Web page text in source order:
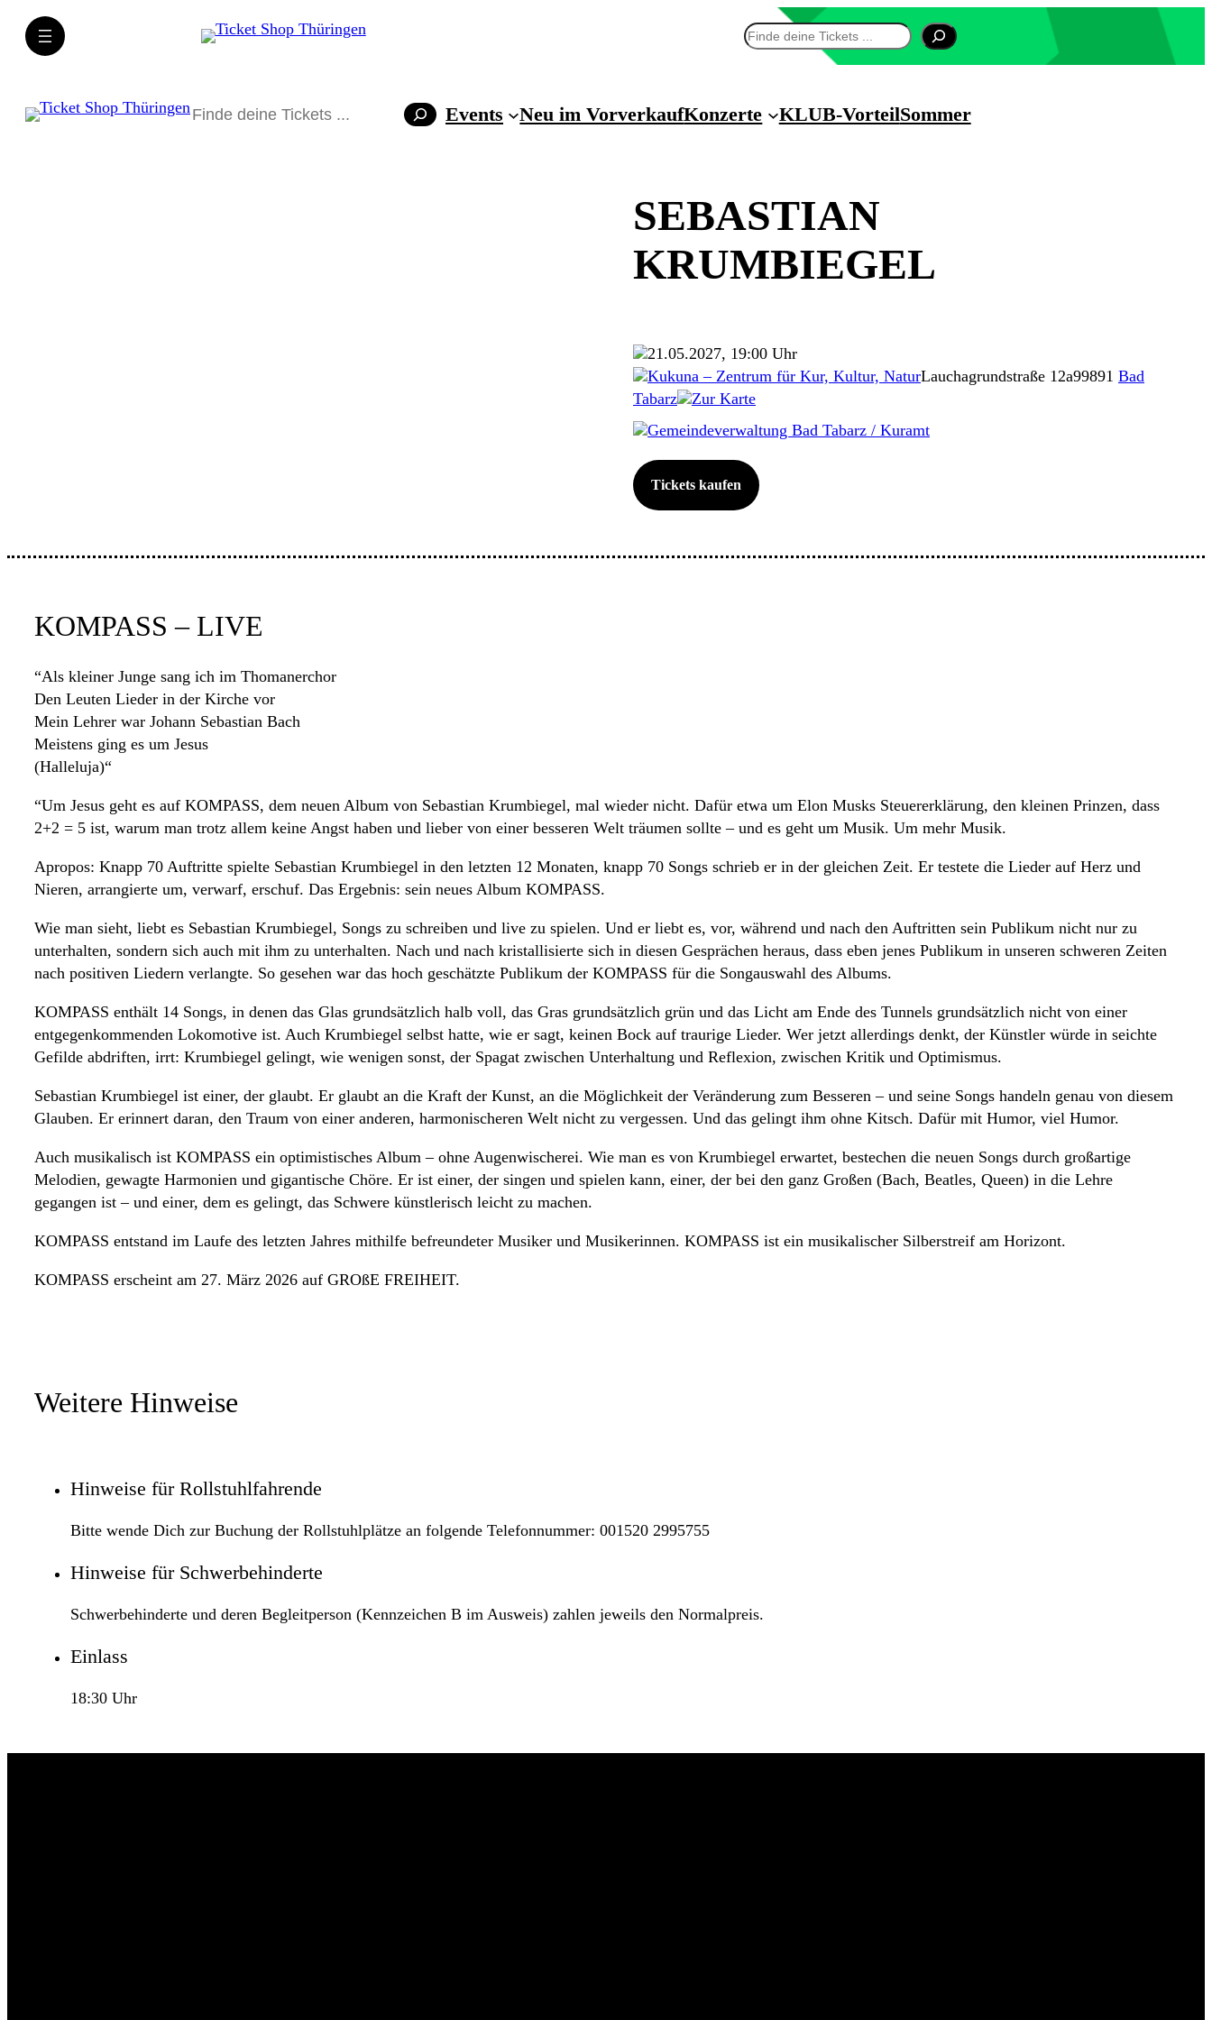
Suchen
Suchen Events Neu im VorverkaufKonzerte KLUB-VorteilSommer
SEBASTIAN
KRUMBIEGEL
21.05.2027, 19:00 Uhr
Kukuna – Zentrum für Kur, Kultur, NaturLauchagrundstraße 12a99891 Bad
Tabarz
Zur Karte
Gemeindeverwaltung Bad Tabarz / Kuramt
Tickets kaufen
KOMPASS – LIVE
“Als kleiner Junge sang ich im Thomanerchor
Den Leuten Lieder in der Kirche vor
Mein Lehrer war Johann Sebastian Bach
Meistens ging es um Jesus
(Halleluja)“
“Um Jesus geht es auf KOMPASS, dem neuen Album von Sebastian Krumbiegel, mal wieder nicht. Dafür etwa um Elon Musks Steuererklärung, den kleinen Prinzen, dass
2+2 = 5 ist, warum man trotz allem keine Angst haben und lieber von einer besseren Welt träumen sollte – und es geht um Musik. Um mehr Musik.
Apropos: Knapp 70 Auftritte spielte Sebastian Krumbiegel in den letzten 12 Monaten, knapp 70 Songs schrieb er in der gleichen Zeit. Er testete die Lieder auf Herz und
Nieren, arrangierte um, verwarf, erschuf. Das Ergebnis: sein neues Album KOMPASS.
Wie man sieht, liebt es Sebastian Krumbiegel, Songs zu schreiben und live zu spielen. Und er liebt es, vor, während und nach den Auftritten sein Publikum nicht nur zu
unterhalten, sondern sich auch mit ihm zu unterhalten. Nach und nach kristallisierte sich in diesen Gesprächen heraus, dass eben jenes Publikum in unseren schweren Zeiten
nach positiven Liedern verlangte. So gesehen war das hoch geschätzte Publikum der KOMPASS für die Songauswahl des Albums.
KOMPASS enthält 14 Songs, in denen das Glas grundsätzlich halb voll, das Gras grundsätzlich grün und das Licht am Ende des Tunnels grundsätzlich nicht von einer
entgegenkommenden Lokomotive ist. Auch Krumbiegel selbst hatte, wie er sagt, keinen Bock auf traurige Lieder. Wer jetzt allerdings denkt, der Künstler würde in seichte
Gefilde abdriften, irrt: Krumbiegel gelingt, wie wenigen sonst, der Spagat zwischen Unterhaltung und Reflexion, zwischen Kritik und Optimismus.
Sebastian Krumbiegel ist einer, der glaubt. Er glaubt an die Kraft der Kunst, an die Möglichkeit der Veränderung zum Besseren – und seine Songs handeln genau von diesem
Glauben. Er erinnert daran, den Traum von einer anderen, harmonischeren Welt nicht zu vergessen. Und das gelingt ihm ohne Kitsch. Dafür mit Humor, viel Humor.
Auch musikalisch ist KOMPASS ein optimistisches Album – ohne Augenwischerei. Wie man es von Krumbiegel erwartet, bestechen die neuen Songs durch großartige
Melodien, gewagte Harmonien und gigantische Chöre. Er ist einer, der singen und spielen kann, einer, der bei den ganz Großen (Bach, Beatles, Queen) in die Lehre
gegangen ist – und einer, dem es gelingt, das Schwere künstlerisch leicht zu machen.
KOMPASS entstand im Laufe des letzten Jahres mithilfe befreundeter Musiker und Musikerinnen. KOMPASS ist ein musikalischer Silberstreif am Horizont.
KOMPASS erscheint am 27. März 2026 auf GROßE FREIHEIT.
Weitere Hinweise
Hinweise für Rollstuhlfahrende
Bitte wende Dich zur Buchung der Rollstuhlplätze an folgende Telefonnummer: 001520 2995755
Hinweise für Schwerbehinderte
Schwerbehinderte und deren Begleitperson (Kennzeichen B im Ausweis) zahlen jeweils den Normalpreis.
Einlass
18:30 Uhr